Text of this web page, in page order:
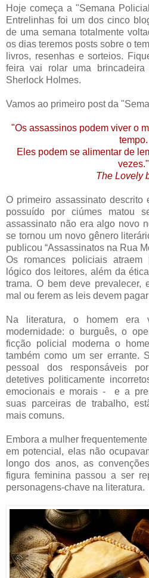
Hoje começa a "Semana
Entrelinhas foi um dos cinco
de uma semana totalmente
os dias teremos posts sobre o
livros, resenhas e sorteios.
feira vai rolar uma
Sherlock Holmes.
Vamos ao primeiro post da
"Os assassinos podem viver o
tempo.
Eles podem se alimentar de
vezes."
The Lovely
O primeiro assassinato
possuído por ciúmes matou
assassinato não era algo novo
se tornou um novo gênero
publicou “Assassinatos na Rua
Os romances policiais
lógico dos leitores, além da
trama. O bem deve prevalecer,
mal ou ferem as leis devem
Na literatura, o homem era
modernidade: o burguês, o
ficção policial moderna o
também como um ser errante.
pessoal dos responsáveis
detetives politicamente
emocionais e morais - e a
suas parceiras de trabalho,
mais comuns.
Embora a mulher
em potencial, elas não
longo dos anos, as
figura feminina passou a ser
personagens-chave na literatura.